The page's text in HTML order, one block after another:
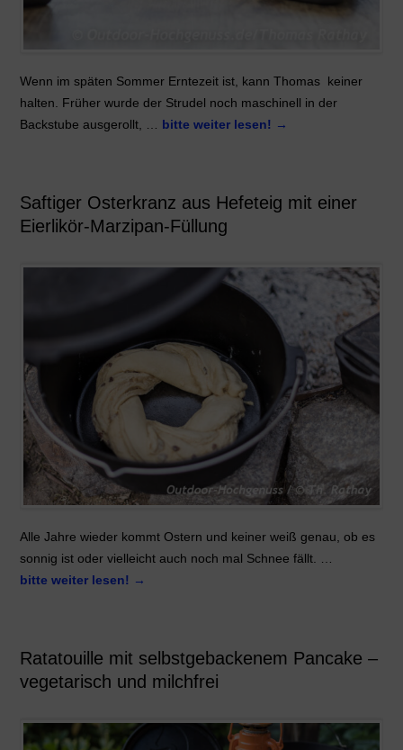
Wenn im späten Sommer Erntezeit ist, kann Thomas keiner
halten. Früher wurde der Strudel noch maschinell in der
Backstube ausgerollt, … bitte weiter lesen! →
Saftiger Osterkranz aus Hefeteig mit einer
Eierlikör-Marzipan-Füllung
Alle Jahre wieder kommt Ostern und keiner weiß genau, ob es
sonnig ist oder vielleicht auch noch mal Schnee fällt. …
bitte weiter lesen! →
Ratatouille mit selbstgebackenem Pancake –
vegetarisch und milchfrei